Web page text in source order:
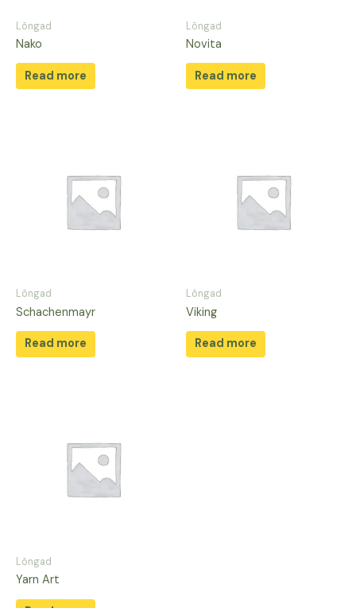
Lõngad
Nako
Read more
Lõngad
Novita
Read more
Lõngad
Schachenmayr
Read more
Lõngad
Viking
Read more
Lõngad
Yarn Art